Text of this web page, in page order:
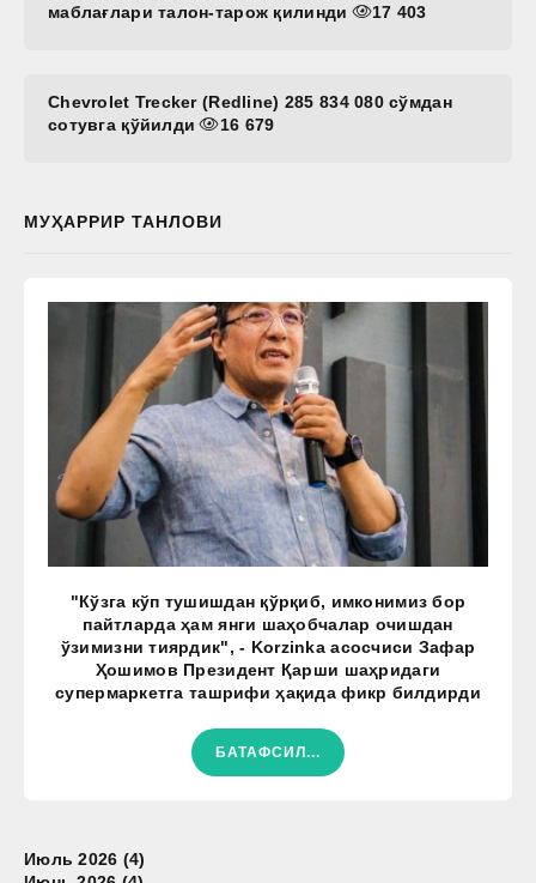
маблағлари талон-тарож қилинди
17 403
Chevrolet Trecker (Redline) 285 834 080 сўмдан
сотувга қўйилди
16 679
МУҲАРРИР ТАНЛОВИ
"Кўзга кўп тушишдан қўрқиб, имконимиз бор
пайтларда ҳам янги шаҳобчалар очишдан
ўзимизни тиярдик", - Korzinka асосчиси Зафар
Ҳошимов Президент Қарши шаҳридаги
супермаркетга ташрифи ҳақида фикр билдирди
БАТАФСИЛ...
Июль 2026 (4)